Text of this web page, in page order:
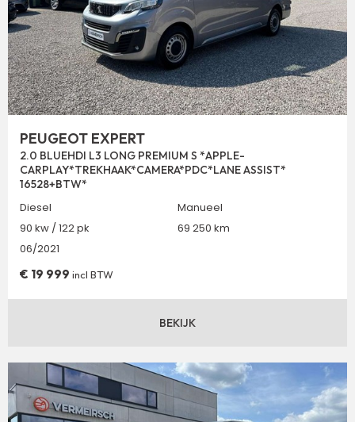
PEUGEOT EXPERT
2.0 BLUEHDI L3 LONG PREMIUM S *APPLE-
CARPLAY*TREKHAAK*CAMERA*PDC*LANE ASSIST*
16528+BTW*
Diesel
Manueel
90 kw / 122 pk
69 250 km
06/2021
€ 19 999 incl BTW
BEKIJK